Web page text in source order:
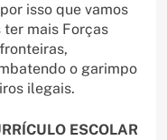
isso que vamos
mais Forças
o garimpo
ilegais.
ESCOLAR